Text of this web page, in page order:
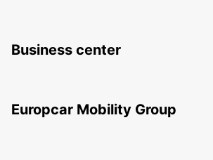
Business center
Europcar Mobility Group